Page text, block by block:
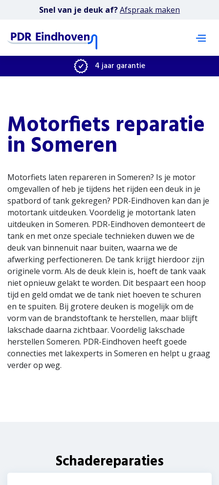
Snel van je deuk af?Afspraak maken
4 jaar garantie
Motorfiets reparatie
in Someren
Motorfiets laten repareren in Someren? Is je motor
omgevallen of heb je tijdens het rijden een deuk in je
spatbord of tank gekregen? PDR-Eindhoven kan dan je
motortank uitdeuken. Voordelig je motortank laten
uitdeuken in Someren. PDR-Eindhoven demonteert de
tank en met onze speciale technieken duwen we de
deuk van binnenuit naar buiten, waarna we de
afwerking perfectioneren. De tank krijgt hierdoor zijn
originele vorm. Als de deuk klein is, hoeft de tank vaak
niet opnieuw gelakt te worden. Dit bespaart een hoop
tijd en geld omdat we de tank niet hoeven te schuren
en te spuiten. Bij grotere deuken is mogelijk om de
vorm van de brandstoftank te herstellen, maar blijft
lakschade daarna zichtbaar. Voordelig lakschade
herstellen Someren. PDR-Eindhoven heeft goede
connecties met lakexperts in Someren en helpt u graag
verder op weg.
Schadereparaties